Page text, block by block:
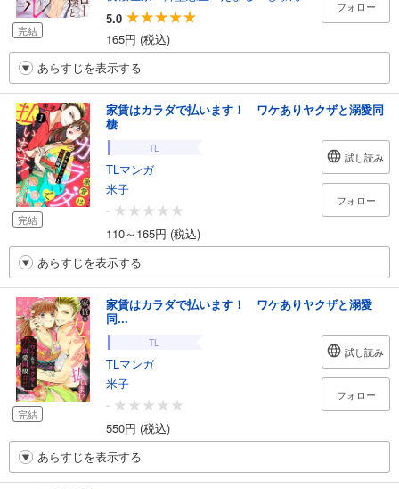
完結
5.0
165円 (税込)
フォロー
あらすじを表示する
完結
家賃はカラダで払います！ ワケありヤクザと溺愛同
棲
TL
TLマンガ
米子
-
110～165円 (税込)
試し読み
フォロー
あらすじを表示する
完結
家賃はカラダで払います！ ワケありヤクザと溺愛
同...
TL
TLマンガ
米子
-
550円 (税込)
試し読み
フォロー
あらすじを表示する